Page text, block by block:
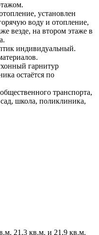
установлен
воду и отопление,
везде, на втором этаже в
индивидуальный.
гарнитур
остаётся по
транспорта,
школа, поликлиника,
21,3 кв.м. и 21,9 кв.м.